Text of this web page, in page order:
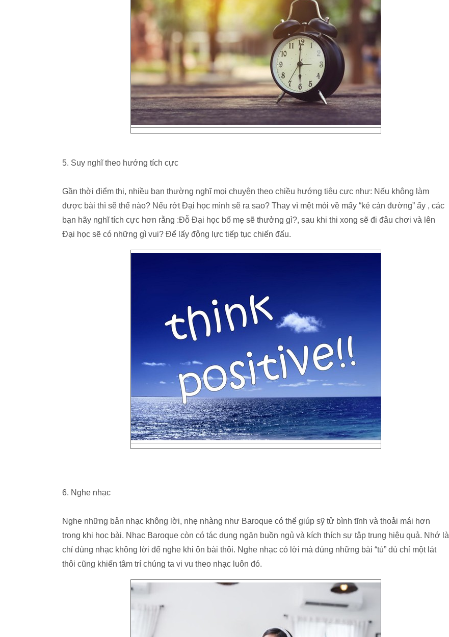
5. Suy nghĩ theo hướng tích cực
Gần thời điểm thi, nhiều bạn thường nghĩ mọi chuyện theo chiều hướng tiêu cực như: Nếu không làm
được bài thì sẽ thế nào? Nếu rớt Đại học mình sẽ ra sao? Thay vì mệt mỏi về mấy “kẻ cản đường” ấy , các
bạn hãy nghĩ tích cực hơn rằng :Đỗ Đại học bố mẹ sẽ thưởng gì?, sau khi thi xong sẽ đi đâu chơi và lên
Đại học sẽ có những gì vui? Để lấy động lực tiếp tục chiến đấu.
6. Nghe nhạc
Nghe những bản nhạc không lời, nhẹ nhàng như Baroque có thể giúp sỹ tử bình tĩnh và thoải mái hơn
trong khi học bài. Nhạc Baroque còn có tác dụng ngăn buồn ngủ và kích thích sự tập trung hiệu quả. Nhớ là
chỉ dùng nhạc không lời để nghe khi ôn bài thôi. Nghe nhạc có lời mà đúng những bài “tủ” dù chỉ một lát
thôi cũng khiến tâm trí chúng ta vi vu theo nhạc luôn đó.